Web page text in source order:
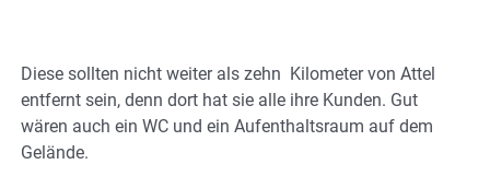
Diese sollten nicht weiter als zehn Kilometer von Attel
entfernt sein, denn dort hat sie alle ihre Kunden. Gut
wären auch ein WC und ein Aufenthaltsraum auf dem
Gelände.